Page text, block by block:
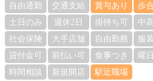
自由通勤
交通支給 賞与あり
歩
土日のみ
週休2日 掛持ち可
中
社会保険
大手店舗 自由勤務
服
貸付金可
前払い可 食事つき
曜
時間相談
新規開店 駅近職場